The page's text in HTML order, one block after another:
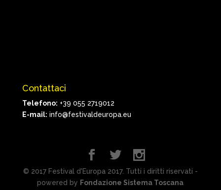
Contattaci
Telefono: +39 055 2719012
E-mail: info@festivaldeuropa.eu
© 2017 Festival d'Europa 2017. Tutti i diritti riservati -
powered by Fondazione Sistema Toscana